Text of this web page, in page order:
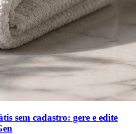
sem cadastro: gere e edite